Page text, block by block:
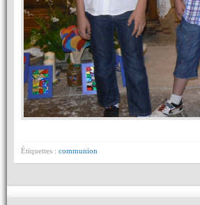
Étiquettes : communion